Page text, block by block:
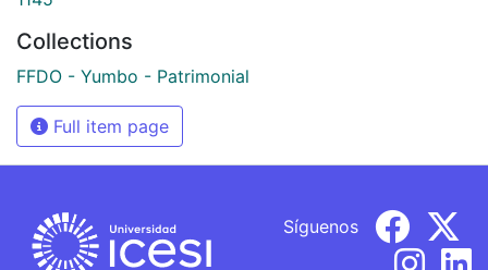
Collections
FFDO - Yumbo - Patrimonial
Full item page
Síguenos